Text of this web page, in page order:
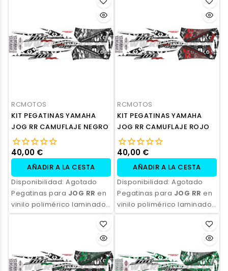
personalización.
personalización.
RCMOTOS
KIT PEGATINAS YAMAHA
JOG RR CAMUFLAJE NEGRO
40,00 €
AÑADIR A LA CESTA
Disponibilidad: Agotado
Pegatinas para JOG RR en
vinilo polimérico laminado,
impresas con tinta
profesional y opción de
personalización.
RCMOTOS
KIT PEGATINAS YAMAHA
JOG RR CAMUFLAJE ROJO
40,00 €
AÑADIR A LA CESTA
Disponibilidad: Agotado
Pegatinas para JOG RR en
vinilo polimérico laminado,
impresas con tinta
profesional y opción de
personalización.